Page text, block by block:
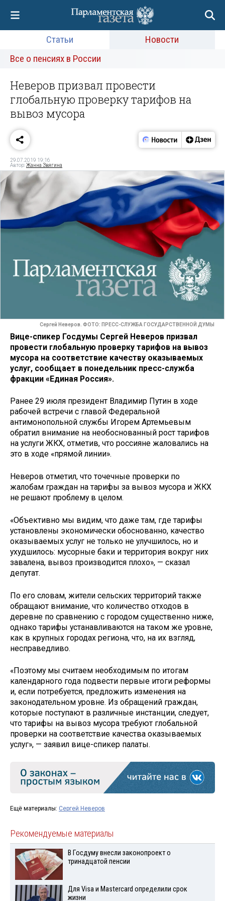
Статьи
Новости
Все о пенсиях в России
Неверов призвал провести
глобальную проверку тарифов на
вывоз мусора
29.07.2019 19:16
Автор:Жанна Звягина
Сергей Неверов. ФОТО: ПРЕСС-СЛУЖБА ГОСУДАРСТВЕННОЙ ДУМЫ
Вице-спикер Госдумы Сергей Неверов призвал
провести глобальную проверку тарифов на вывоз
мусора на соответствие качеству оказываемых
услуг, сообщает в понедельник пресс-служба
фракции «Единая Россия».
Ранее 29 июля президент Владимир Путин в ходе
рабочей встречи с главой Федеральной
антимонопольной службы Игорем Артемьевым
обратил внимание на необоснованный рост тарифов
на услуги ЖКХ, отметив, что россияне жаловались на
это в ходе «прямой линии».
Неверов отметил, что точечные проверки по
жалобам граждан на тарифы за вывоз мусора и ЖКХ
не решают проблему в целом.
«Объективно мы видим, что даже там, где тарифы
установлены экономически обоснованно, качество
оказываемых услуг не только не улучшилось, но и
ухудшилось: мусорные баки и территория вокруг них
завалена, вывоз производится плохо», — сказал
депутат.
По его словам, жители сельских территорий также
обращают внимание, что количество отходов в
деревне по сравнению с городом существенно ниже,
однако тарифы устанавливаются на таком же уровне,
как в крупных городах региона, что, на их взгляд,
несправедливо.
«Поэтому мы считаем необходимым по итогам
календарного года подвести первые итоги реформы
и, если потребуется, предложить изменения на
законодательном уровне. Из обращений граждан,
которые поступают в различные инстанции, следует,
что тарифы на вывоз мусора требуют глобальной
проверки на соответствие качества оказываемых
услуг», — заявил вице-спикер палаты.
Ещё материалы: Сергей Неверов
Рекомендуемые материалы
В Госдуму внесли законопроект о
тринадцатой пенсии
Для Visа и Mastercard определили срок
жизни